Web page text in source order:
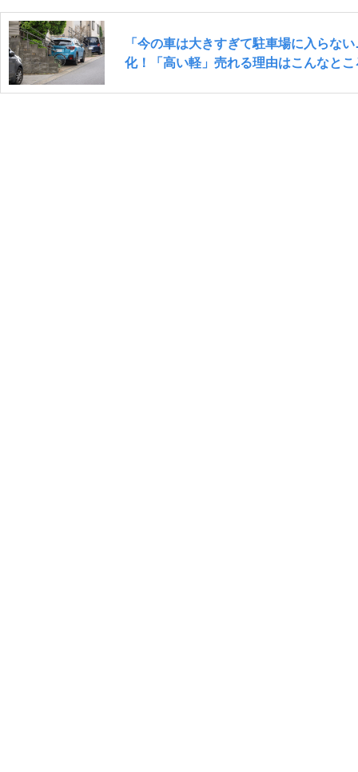
「今の車は大きすぎて駐車場に入らな
化！「高い軽」売れる理由はこんなと